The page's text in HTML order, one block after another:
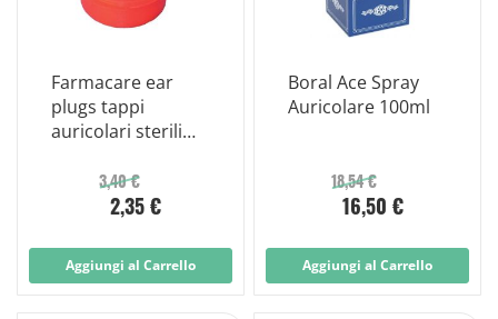
Farmacare ear
plugs tappi
auricolari sterili
3,40 €
2,35 €
Aggiungi al Carrello
Boral Ace Spray
Auricolare 100ml
18,54 €
16,50 €
Aggiungi al Carrello